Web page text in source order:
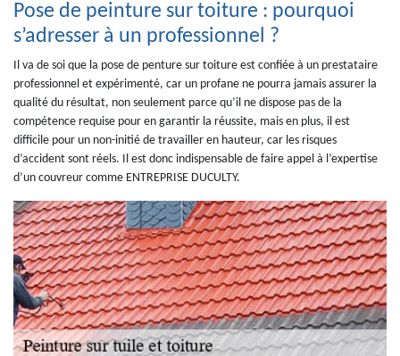
Pose de peinture sur toiture : pourquoi
s’adresser à un professionnel ?
Il va de soi que la pose de penture sur toiture est confiée à un prestataire
professionnel et expérimenté, car un profane ne pourra jamais assurer la
qualité du résultat, non seulement parce qu’il ne dispose pas de la
compétence requise pour en garantir la réussite, mais en plus, il est
difficile pour un non-initié de travailler en hauteur, car les risques
d’accident sont réels. Il est donc indispensable de faire appel à l’expertise
d’un couvreur comme ENTREPRISE DUCULTY.